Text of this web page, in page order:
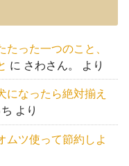
った一つのこと、
に さわさん。 より
になったら絶対揃え
より
ムツ使って節約しよ